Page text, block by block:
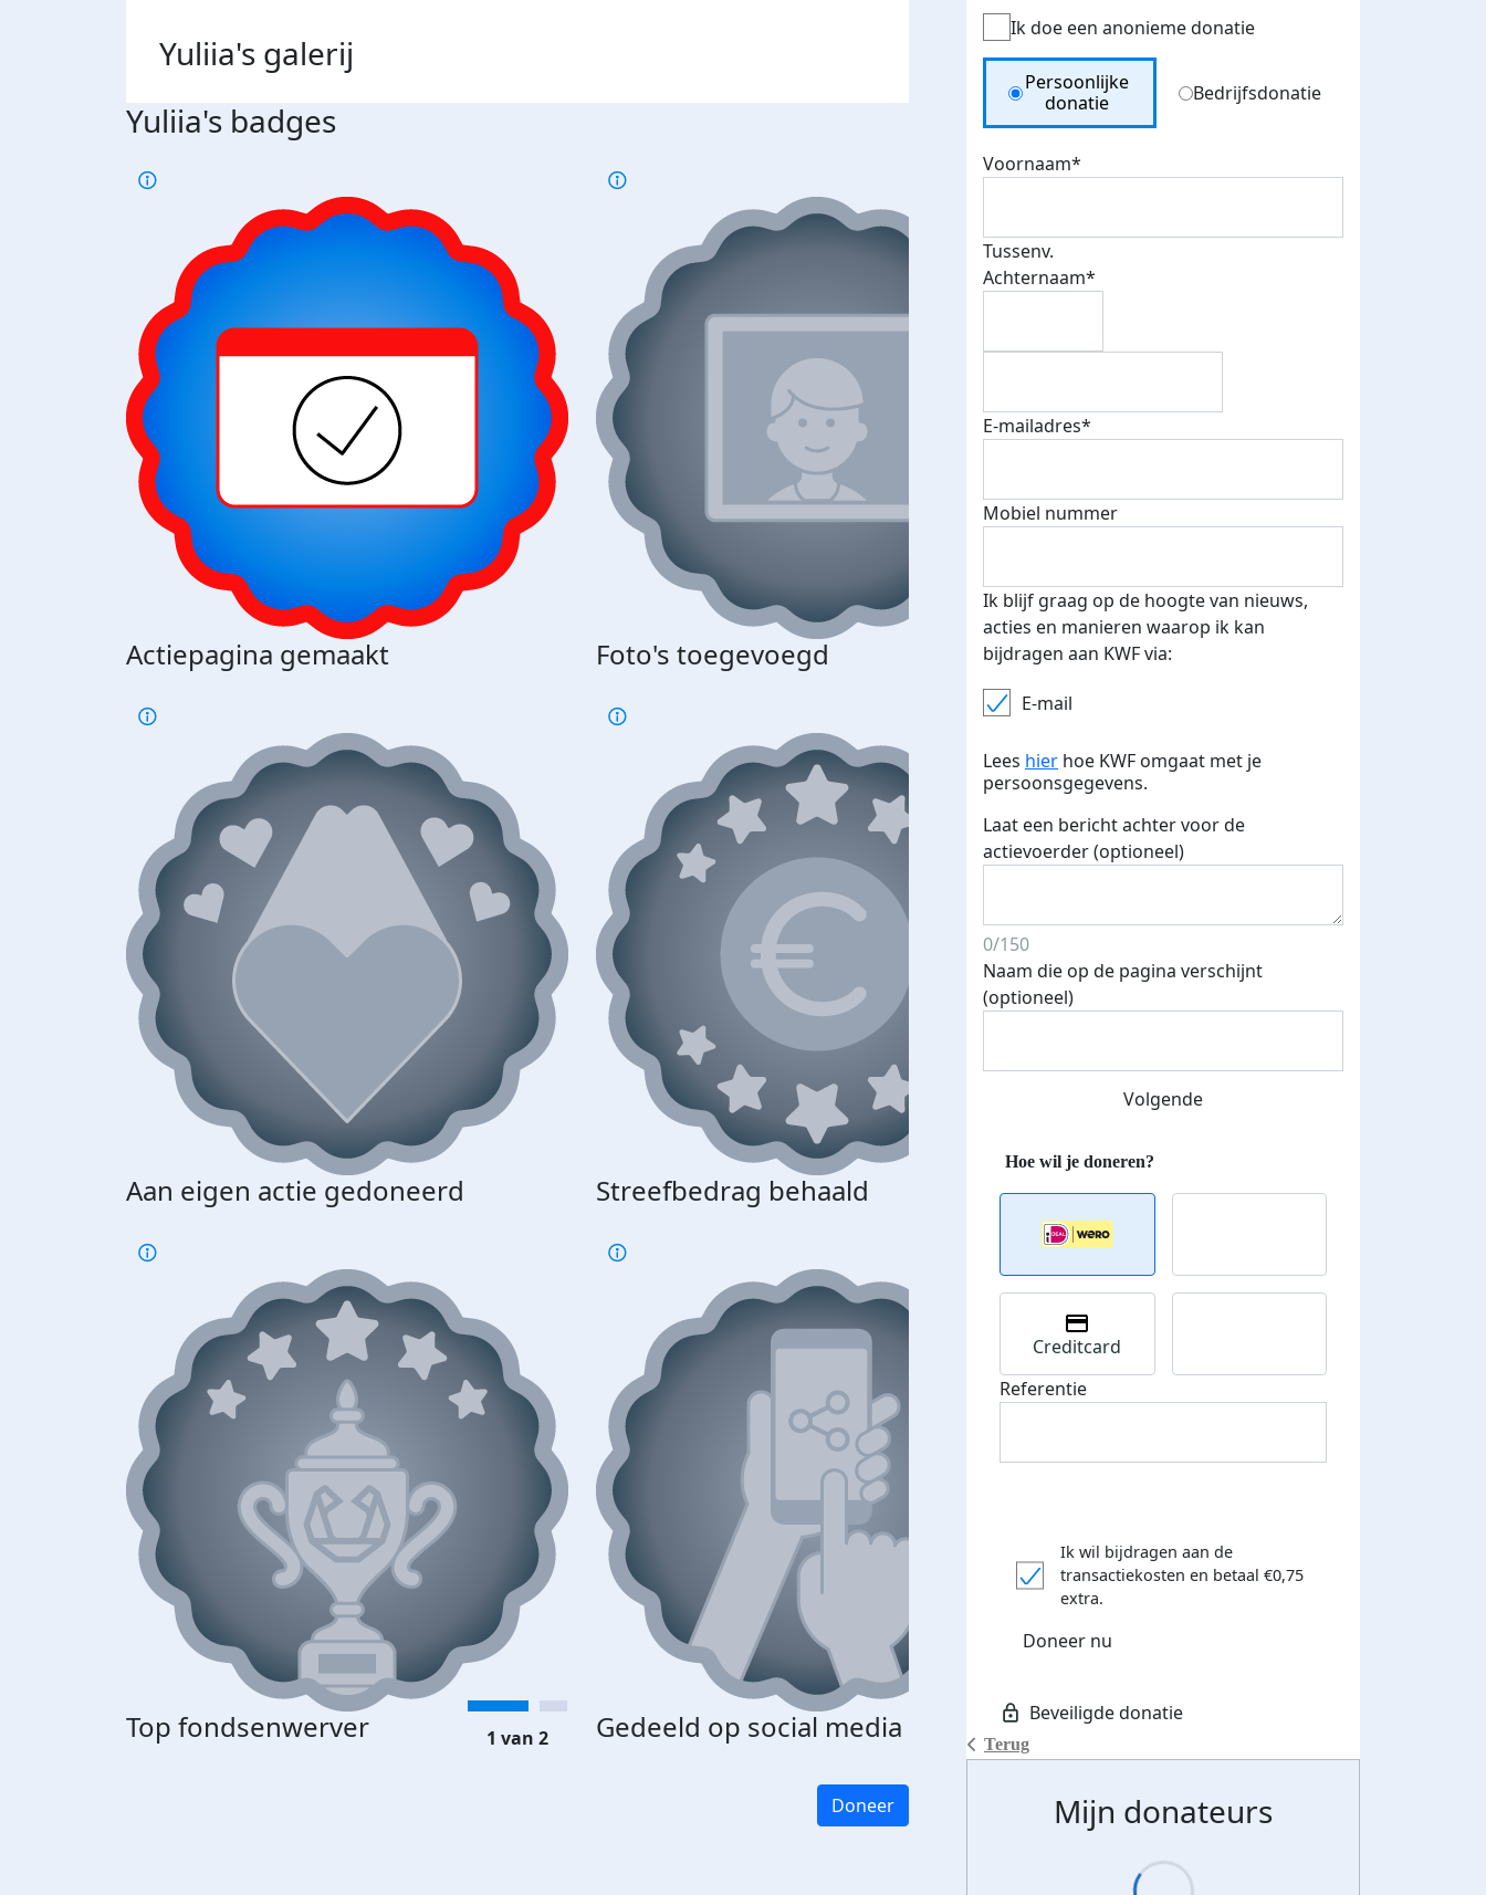
Yuliia's galerij
Yuliia's badges
Actiepagina gemaakt Foto's toegevoegd E-mails verstuurd
Aan eigen actie gedoneerd Streefbedrag behaald Streefbedrag verhoogd
Top fondsenwerver Gedeeld op social media Donateurs bedankt
€500 euro opgehaald: t-shirt
verdiend
1 van 2
Doneer
Ik doe een anonieme donatie
Donation Type
Persoonlijke
donatie
Bedrijfsdonatie
Voornaam*
Tussenv.
Achternaam*
E-mailadres*
Mobiel nummer
Ik blijf graag op de hoogte van nieuws,
acties en manieren waarop ik kan
bijdragen aan KWF via:
E-mail
Lees hier hoe KWF omgaat met je
persoonsgegevens.
Laat een bericht achter voor de
actievoerder (optioneel)
0/150
Naam die op de pagina verschijnt
(optioneel)
Volgende
Terug
Creditcard
Referentie
Ik wil bijdragen aan de
transactiekosten en betaal €0,75
extra.
Doneer nu
Mijn donateurs